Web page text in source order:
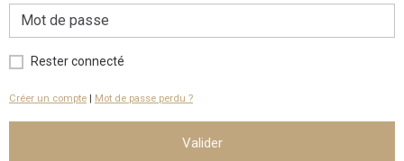
Rester connecté
Créer un compte | Mot de passe perdu ?
Valider